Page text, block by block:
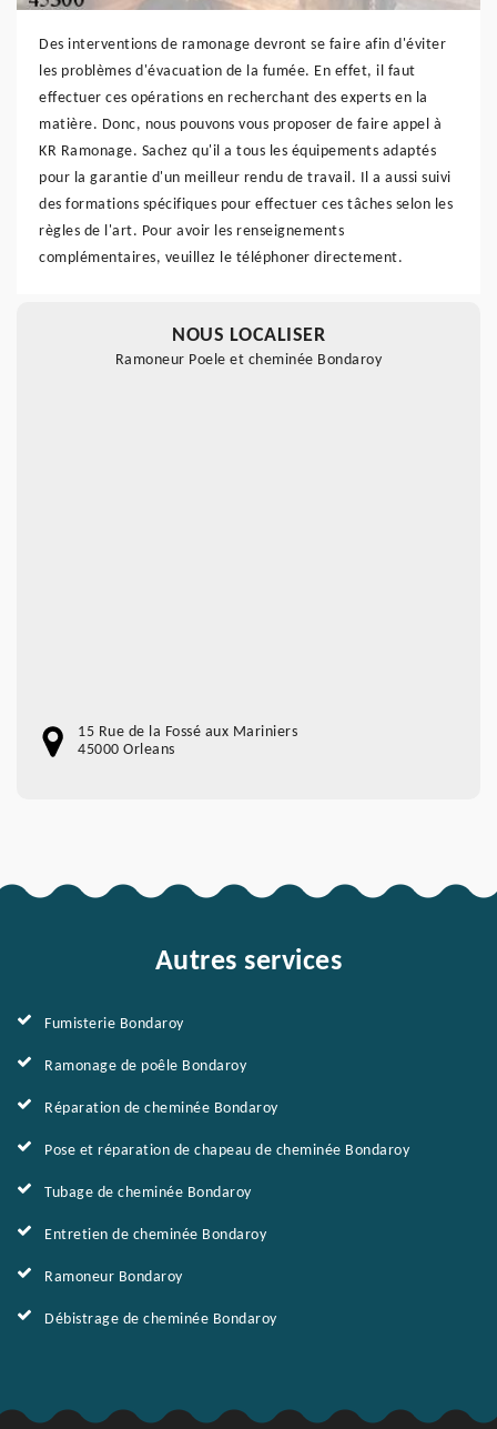
Des interventions de ramonage devront se faire afin d'éviter
les problèmes d'évacuation de la fumée. En effet, il faut
effectuer ces opérations en recherchant des experts en la
matière. Donc, nous pouvons vous proposer de faire appel à
KR Ramonage. Sachez qu'il a tous les équipements adaptés
pour la garantie d'un meilleur rendu de travail. Il a aussi suivi
des formations spécifiques pour effectuer ces tâches selon les
règles de l'art. Pour avoir les renseignements
complémentaires, veuillez le téléphoner directement.
NOUS LOCALISER
Ramoneur Poele et cheminée Bondaroy
15 Rue de la Fossé aux Mariniers
45000 Orleans
Autres services
Fumisterie Bondaroy
Ramonage de poêle Bondaroy
Réparation de cheminée Bondaroy
Pose et réparation de chapeau de cheminée Bondaroy
Tubage de cheminée Bondaroy
Entretien de cheminée Bondaroy
Ramoneur Bondaroy
Débistrage de cheminée Bondaroy